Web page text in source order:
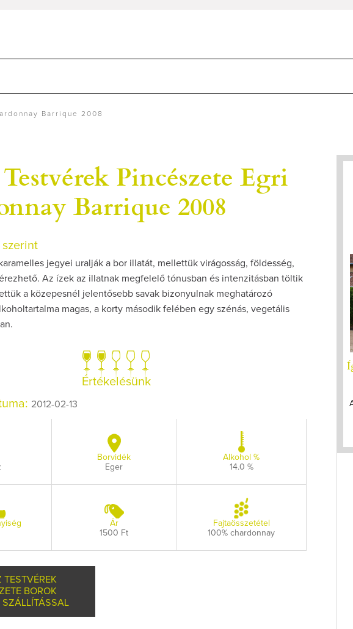
Barrique 2008
Testvérek Pincészete Egri
Barrique 2008
jegyei uralják a bor illatát, mellettük virágosság, földesség,
Az ízek az illatnak megfelelő tónusban és intenzitásban töltik
a közepesnél jelentősebb savak bizonyulnak meghatározó
magas, a korty második felében egy szénás, vegetális
Értékelésünk
2012-02-13
Borvidék
Eger
Alkohol %
14.0 %
Ár
1500 Ft
Fajtaösszetétel
100% chardonnay
BOROK
SZÁLLÍTÁSSAL
Így lesz valaki egy év alatt végzett
Az extra ráadás fotók mellett a legjobb